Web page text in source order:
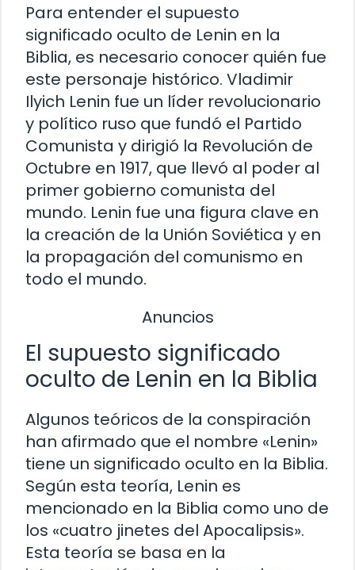
Para entender el supuesto
significado oculto de Lenin en la
Biblia, es necesario conocer quién fue
este personaje histórico. Vladimir
Ilyich Lenin fue un líder revolucionario
y político ruso que fundó el Partido
Comunista y dirigió la Revolución de
Octubre en 1917, que llevó al poder al
primer gobierno comunista del
mundo. Lenin fue una figura clave en
la creación de la Unión Soviética y en
la propagación del comunismo en
todo el mundo.
Anuncios
El supuesto significado
oculto de Lenin en la Biblia
Algunos teóricos de la conspiración
han afirmado que el nombre «Lenin»
tiene un significado oculto en la Biblia.
Según esta teoría, Lenin es
mencionado en la Biblia como uno de
los «cuatro jinetes del Apocalipsis».
Esta teoría se basa en la